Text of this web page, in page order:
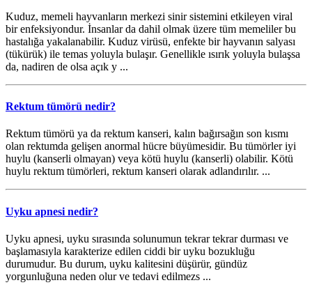
Kuduz, memeli hayvanların merkezi sinir sistemini etkileyen viral
bir enfeksiyondur. İnsanlar da dahil olmak üzere tüm memeliler bu
hastalığa yakalanabilir. Kuduz virüsü, enfekte bir hayvanın salyası
(tükürük) ile temas yoluyla bulaşır. Genellikle ısırık yoluyla bulaşsa
da, nadiren de olsa açık y ...
Rektum tümörü nedir?
Rektum tümörü ya da rektum kanseri, kalın bağırsağın son kısmı
olan rektumda gelişen anormal hücre büyümesidir. Bu tümörler iyi
huylu (kanserli olmayan) veya kötü huylu (kanserli) olabilir. Kötü
huylu rektum tümörleri, rektum kanseri olarak adlandırılır. ...
Uyku apnesi nedir?
Uyku apnesi, uyku sırasında solunumun tekrar tekrar durması ve
başlamasıyla karakterize edilen ciddi bir uyku bozukluğu
durumudur. Bu durum, uyku kalitesini düşürür, gündüz
yorgunluğuna neden olur ve tedavi edilmezs ...